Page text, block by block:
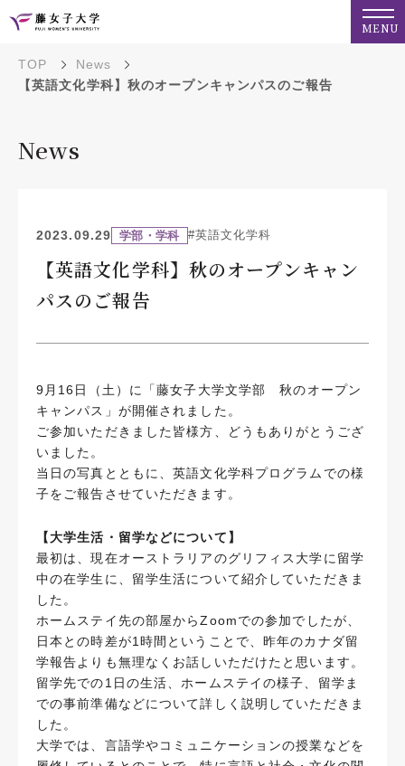
MENU
TOP
News
【英語文化学科】秋のオープンキャンパスのご報告
News
2023.09.29 学部・学科 #英語文化学科
【英語文化学科】秋のオープンキャン
パスのご報告
9月16日（土）に「藤女子大学文学部 秋のオープン
キャンパス」が開催されました。
ご参加いただきました皆様方、どうもありがとうござ
いました。
当日の写真とともに、英語文化学科プログラムでの様
子をご報告させていただきます。
【大学生活・留学などについて】
最初は、現在オーストラリアのグリフィス大学に留学
中の在学生に、留学生活について紹介していただきま
した。
ホームステイ先の部屋からZoomでの参加でしたが、
日本との時差が1時間ということで、昨年のカナダ留
学報告よりも無理なくお話しいただけたと思います。
留学先での1日の生活、ホームステイの様子、留学ま
での事前準備などについて詳しく説明していただきま
した。
大学では、言語学やコミュニケーションの授業などを